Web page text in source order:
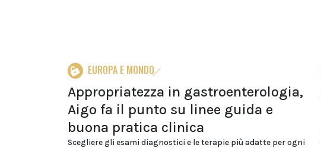
EUROPA E MONDO
Appropriatezza in gastroenterologia,
Aigo fa il punto su linee guida e
buona pratica clinica
Scegliere gli esami diagnostici e le terapie più adatte per ogni